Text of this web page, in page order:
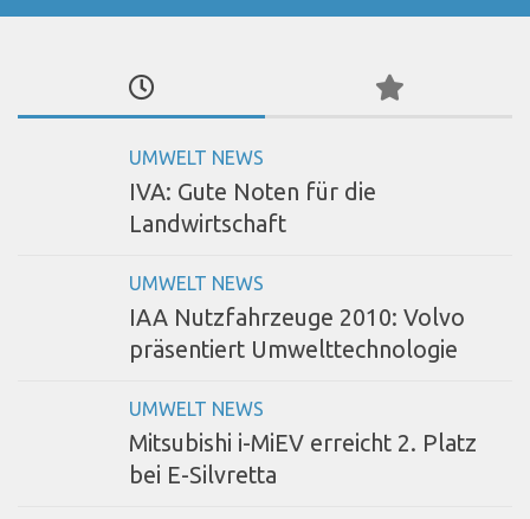
UMWELT NEWS
IVA: Gute Noten für die
Landwirtschaft
UMWELT NEWS
IAA Nutzfahrzeuge 2010: Volvo
präsentiert Umwelttechnologie
UMWELT NEWS
Mitsubishi i-MiEV erreicht 2. Platz
bei E-Silvretta